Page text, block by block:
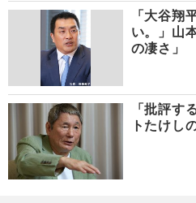
「大谷翔
い。」山
の凄さ」
「批評
トたけし